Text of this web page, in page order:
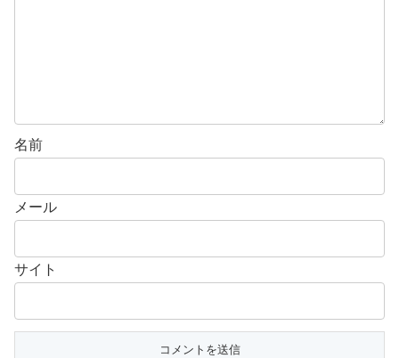
名前
メール
サイト